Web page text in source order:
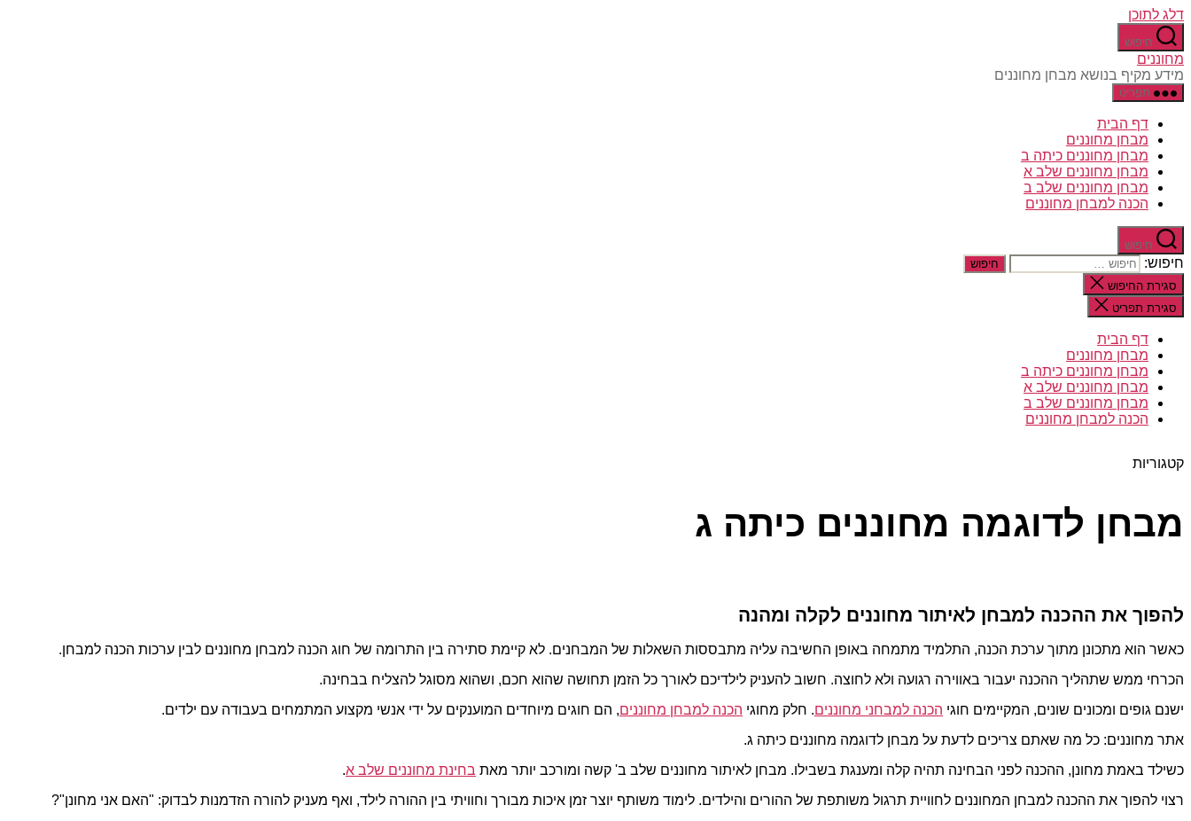
דלג לתוכן
חיפוש
מחוננים
מידע מקיף בנושא מבחן מחוננים
תפריט
דף הבית
מבחן מחוננים
מבחן מחוננים כיתה ב
מבחן מחוננים שלב א
מבחן מחוננים שלב ב
הכנה למבחן מחוננים
חיפוש
חיפוש:
סגירת החיפוש
סגירת תפריט
דף הבית
מבחן מחוננים
מבחן מחוננים כיתה ב
מבחן מחוננים שלב א
מבחן מחוננים שלב ב
הכנה למבחן מחוננים
קטגוריות
מבחן לדוגמה מחוננים כיתה ג
להפוך את ההכנה למבחן לאיתור מחוננים לקלה ומהנה
כאשר הוא מתכונן מתוך ערכת הכנה, התלמיד מתמחה באופן החשיבה עליה מתבססות השאלות של המבחנים. לא קיימת סתירה בין התרומה של חוג הכנה למבחן מחוננים לבין ערכות הכנה למבחן.
הכרחי ממש שתהליך ההכנה יעבור באווירה רגועה ולא לחוצה. חשוב להעניק לילדיכם לאורך כל הזמן תחושה שהוא חכם, ושהוא מסוגל להצליח בבחינה.
ישנם גופים ומכונים שונים, המקיימים חוגי הכנה למבחני מחוננים. חלק מחוגי הכנה למבחן מחוננים, הם חוגים מיוחדים המוענקים על ידי אנשי מקצוע המתמחים בעבודה עם ילדים.
אתר מחוננים: כל מה שאתם צריכים לדעת על מבחן לדוגמה מחוננים כיתה ג.
כשילד באמת מחונן, ההכנה לפני הבחינה תהיה קלה ומענגת בשבילו. מבחן לאיתור מחוננים שלב ב' קשה ומורכב יותר מאת בחינת מחוננים שלב א.
רצוי להפוך את ההכנה למבחן המחוננים לחוויית תרגול משותפת של ההורים והילדים. לימוד משותף יוצר זמן איכות מבורך וחוויתי בין ההורה לילד, ואף מעניק להורה הזדמנות לבדוק: "האם אני מחונן"?